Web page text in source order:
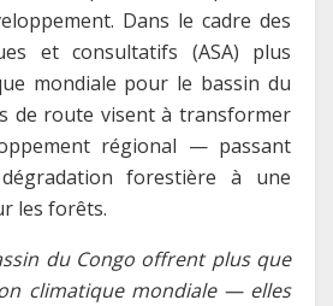
Dans le cadre des
et consultatifs (ASA) plus
mondiale pour le bassin du
de route visent à transformer
régional — passant
forestière à une
les forêts.
du Congo offrent plus que
climatique mondiale — elles